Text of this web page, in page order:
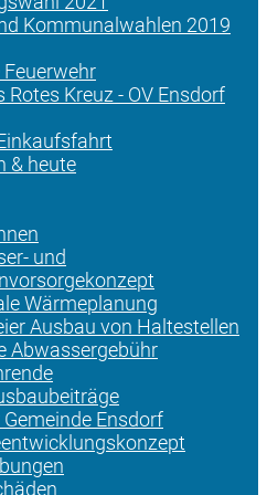
Kommunalwahlen 2019
Rotes Kreuz - OV Ensdorf
& heute
und
Wärmeplanung
Ausbau von Haltestellen
Abwassergebühr
Gemeinde Ensdorf